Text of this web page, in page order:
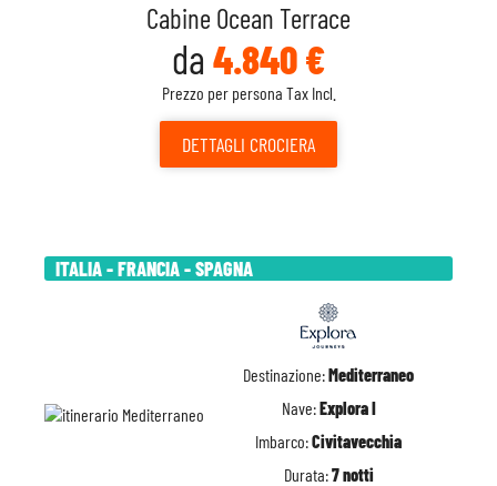
Cabine Ocean Terrace
da 4.840 €
Prezzo per persona Tax Incl.
DETTAGLI CROCIERA
ITALIA - FRANCIA - SPAGNA
Destinazione:Mediterraneo
Nave:Explora I
Imbarco:Civitavecchia
Durata:7 notti